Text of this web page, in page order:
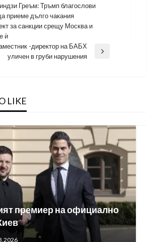
Греъм: Тръмп благослови
приеме дълго чакания
за санкции срещу Москва и
ѝ
-директор на БАБХ
уличен в груби нарушения
LIKE
премиер на официално